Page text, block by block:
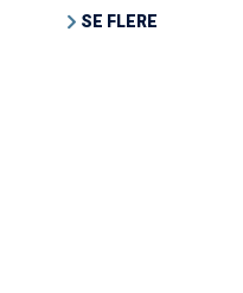
SE FLERE